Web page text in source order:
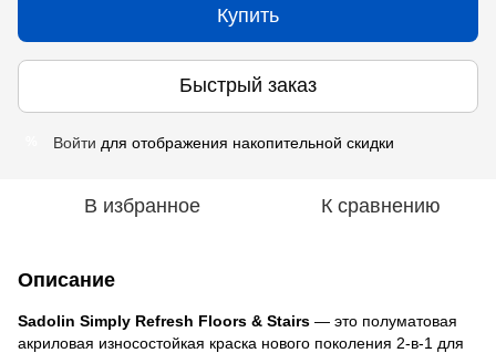
Купить
Быстрый заказ
Войти для отображения накопительной скидки
В избранное К сравнению
Описание
Sadolin Simply Refresh Floors & Stairs — это полуматовая
акриловая износостойкая краска нового поколения 2-в-1 для